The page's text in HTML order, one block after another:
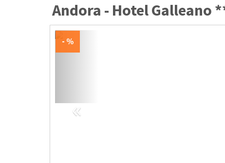
Andora - Hotel Galleano
«